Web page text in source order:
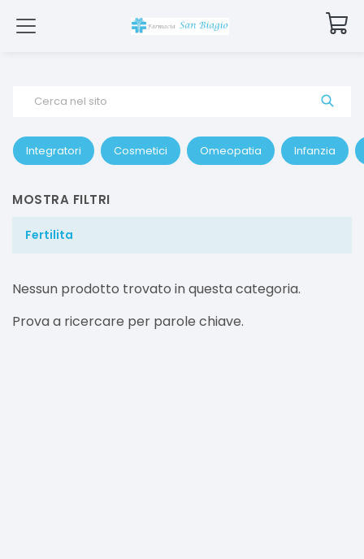
Cerca nel sito
Integratori Cosmetici Omeopatia Infanzia
MOSTRA FILTRI
Fertilita
Nessun prodotto trovato in questa categoria.
Prova a ricercare per parole chiave.